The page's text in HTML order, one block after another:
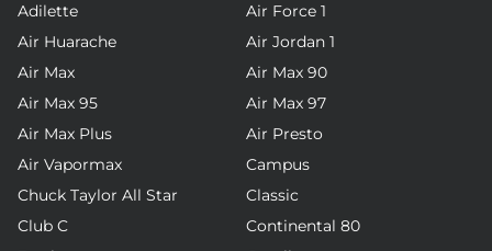
Adilette
Air Force 1
Air Huarache
Air Jordan 1
Air Max
Air Max 90
Air Max 95
Air Max 97
Air Max Plus
Air Presto
Air Vapormax
Campus
Chuck Taylor All Star
Classic
Club C
Continental 80